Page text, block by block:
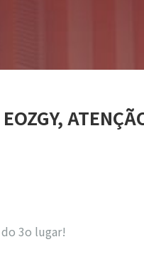
3o lugar!